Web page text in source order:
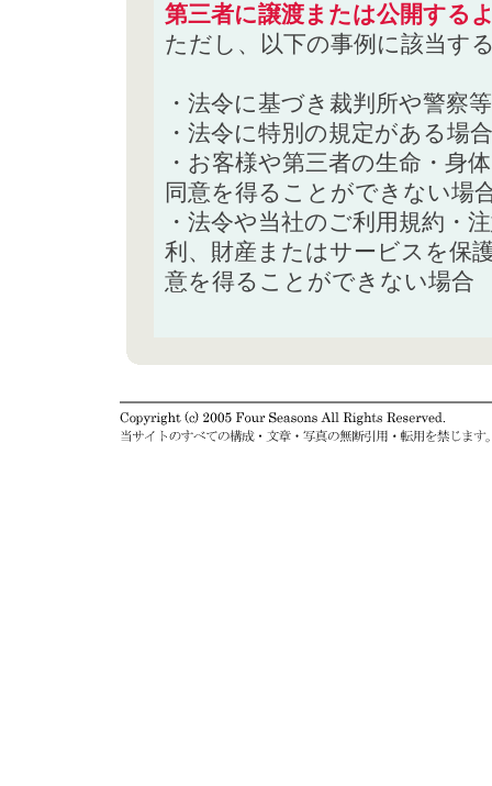
第三者に譲渡または公開する
ただし、以下の事例に該当す
・法令に基づき裁判所や警察
・法令に特別の規定がある場合
・お客様や第三者の生命・身
同意を得ることができない場
・法令や当社のご利用規約・
利、財産またはサービスを保
意を得ることができない場合